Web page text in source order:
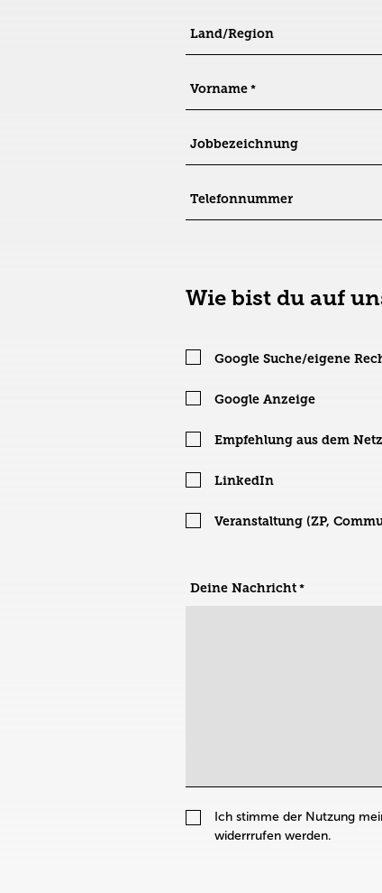
Land/Region
Vorname
Jobbezeichnung
Telefonnummer
Wie bist du auf
Google Suche/eigene
Google Anzeige
Empfehlung aus dem
LinkedIn
Veranstaltung (ZP,
Deine Nachricht
Ich stimme der Nutzung
widerrrufen werden.